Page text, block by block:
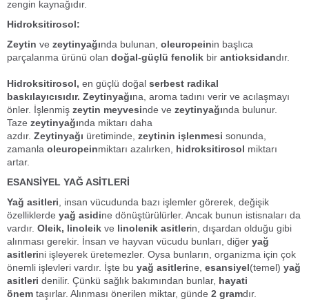
zengin kaynağıdır.
Hidroksitirosol:
Zeytin ve zeytinyağında bulunan, oleuropeinin başlıca
parçalanma ürünü olan doğal-güçlü fenolik bir antioksidandır.
Hidroksitirosol, en güçlü doğal serbest radikal
baskılayıcısıdır. Zeytinyağına, aroma tadını verir ve acılaşmayı
önler. İşlenmiş zeytin meyvesinde ve zeytinyağında bulunur.
Taze zeytinyağında miktarı daha
azdır. Zeytinyağı üretiminde, zeytinin işlenmesi sonunda,
zamanla oleuropeinmiktarı azalırken, hidroksitirosol miktarı
artar.
ESANSİYEL YAĞ ASİTLERİ
Yağ asitleri , insan vücudunda bazı işlemler görerek, değişik
özelliklerde yağ asidine dönüştürülürler. Ancak bunun istisnaları da
vardır. Oleik, linoleik ve linolenik asitlerin, dışardan olduğu gibi
alınması gerekir. İnsan ve hayvan vücudu bunları, diğer yağ
asitlerini işleyerek üretemezler. Oysa bunların, organizma için çok
önemli işlevleri vardır. İşte bu yağ asitlerine, esansiyel(temel) yağ
asitleri denilir. Çünkü sağlık bakımından bunlar, hayati
önem taşırlar. Alınması önerilen miktar, günde 2 gramdır.